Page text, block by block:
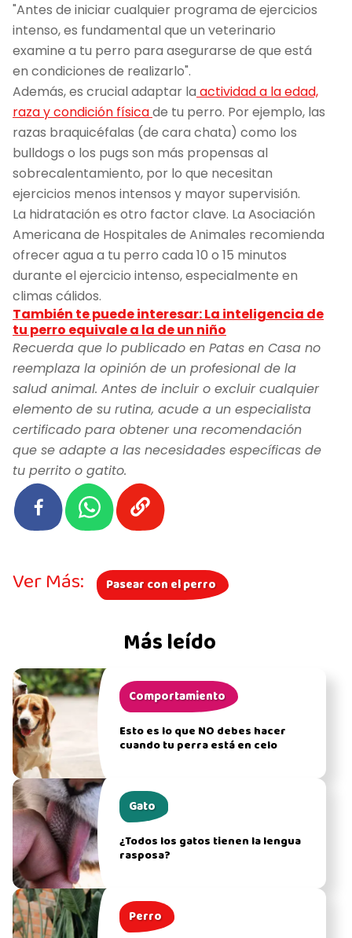
"Antes de iniciar cualquier programa de ejercicios
intenso, es fundamental que un veterinario
examine a tu perro para asegurarse de que está
en condiciones de realizarlo".
Además, es crucial adaptar la actividad a la edad,
raza y condición físicade tu perro. Por ejemplo, las
razas braquicéfalas (de cara chata) como los
bulldogs o los pugs son más propensas al
sobrecalentamiento, por lo que necesitan
ejercicios menos intensos y mayor supervisión.
La hidratación es otro factor clave. La Asociación
Americana de Hospitales de Animales recomienda
ofrecer agua a tu perro cada 10 o 15 minutos
durante el ejercicio intenso, especialmente en
climas cálidos.
También te puede interesar: La inteligencia de
tu perro equivale a la de un niño
Recuerda que lo publicado en Patas en Casa no
reemplaza la opinión de un profesional de la
salud animal. Antes de incluir o excluir cualquier
elemento de su rutina, acude a un especialista
certificado para obtener una recomendación
que se adapte a las necesidades específicas de
tu perrito o gatito.
Más leído
Comportamiento
Esto es lo que NO debes hacer
cuando tu perra está en celo
Gato
¿Todos los gatos tienen la lengua
rasposa?
Perro
Ver Más: Pasear con el perro